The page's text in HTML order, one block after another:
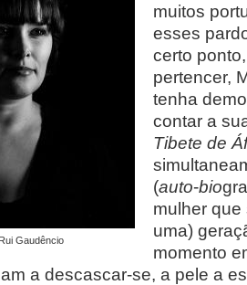
Gaudêncio
muitos
esses
certo
pertencer,
tenha
contar a
Tibete de
(auto-bio
mulher
uma)
momento
a descascar-se, a pele a